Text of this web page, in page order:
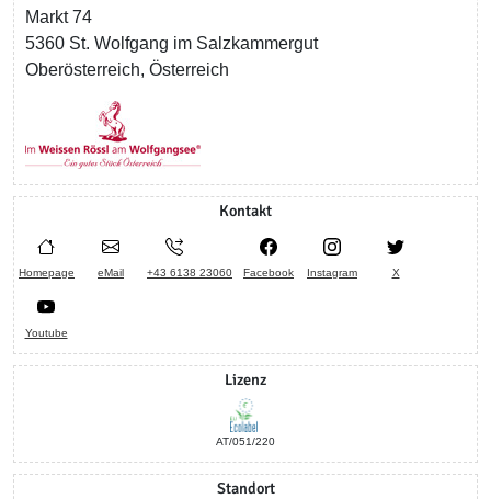
Markt 74
5360 St. Wolfgang im Salzkammergut
Oberösterreich, Österreich
Kontakt
Homepage eMail +43 6138 23060 Facebook Instagram X
Youtube
Lizenz
AT/051/220
Standort